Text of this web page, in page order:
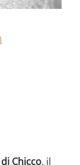
Chicco, il